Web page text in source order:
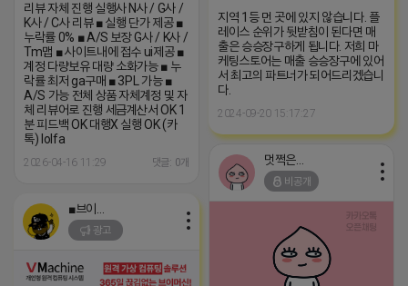
리뷰 자체 진행 실행사 N사 / G사 /
K사 / C사 리뷰 ■ 실행 단가 제공 ■
누락률 0% ■ A/S 보장 G사 / K사 /
Tm맵 ■ 사이트내에 접수 ui제공 ■
계정 다량보유 대량 소화가능 ■ 누
락률 최저 ga구매 ■ 3PL 가능 ■
A/S 가능 전체 상품 자체계정 및 자
체 리뷰어로 진행 세금계산서 OK 1
분 피드백 OK 대행X 실행 OK (카
톡) lolfa
2026-04-16 11:29 댓글: 0개
지역 1등 먼 곳에 있지 않습니다. 플
레이스 순위가 뒷받침이 된다면 매
출은 승승장구하게 됩니다. 저희 마
케팅스토어는 매출 승승장구에 있어
서 최고의 파트너가 되어드리겠습니
다.
2024-09-20 15:17:27
멋쩍은 튜브
비공개
광고